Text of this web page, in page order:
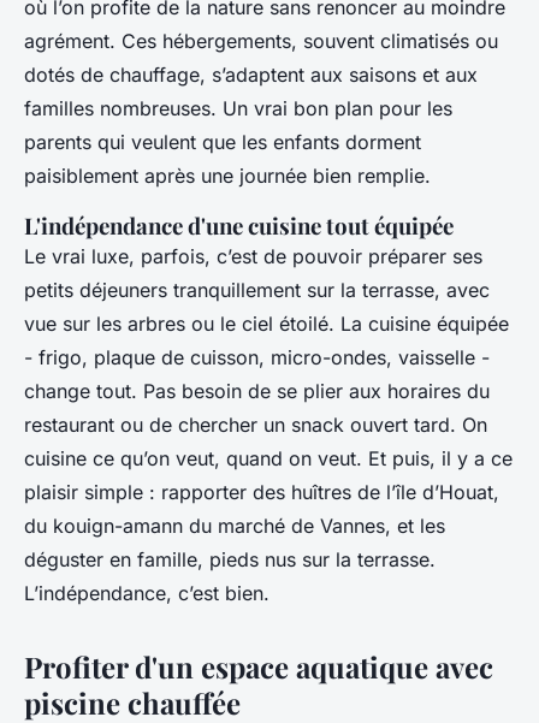
où l’on profite de la nature sans renoncer au moindre
agrément. Ces hébergements, souvent climatisés ou
dotés de chauffage, s’adaptent aux saisons et aux
familles nombreuses. Un vrai bon plan pour les
parents qui veulent que les enfants dorment
paisiblement après une journée bien remplie.
L'indépendance d'une cuisine tout équipée
Le vrai luxe, parfois, c’est de pouvoir préparer ses
petits déjeuners tranquillement sur la terrasse, avec
vue sur les arbres ou le ciel étoilé. La cuisine équipée
- frigo, plaque de cuisson, micro-ondes, vaisselle -
change tout. Pas besoin de se plier aux horaires du
restaurant ou de chercher un snack ouvert tard. On
cuisine ce qu’on veut, quand on veut. Et puis, il y a ce
plaisir simple : rapporter des huîtres de l’île d’Houat,
du kouign-amann du marché de Vannes, et les
déguster en famille, pieds nus sur la terrasse.
L’indépendance, c’est bien.
Profiter d'un espace aquatique avec
piscine chauffée